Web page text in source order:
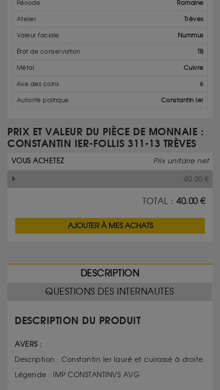
Période Romaine
Atelier Trèves
Valeur faciale Nummus
État de conservation TB
Métal Cuivre
Axe des coins 6
Autorité politique Constantin Ier
PRIX ET VALEUR DU PIÈCE DE MONNAIE :
CONSTANTIN IER-FOLLIS 311-13 TRÈVES
VOUS ACHETEZ Prix unitaire net
40.00 €
TOTAL :40.00€
AJOUTER À MES ACHATS
DESCRIPTION
QUESTIONS DES INTERNAUTES
DESCRIPTION DU PRODUIT
AVERS :
Description : Constantin Ier lauré et cuirassé à droite.
Légende : IMP CONSTANTINVS AVG